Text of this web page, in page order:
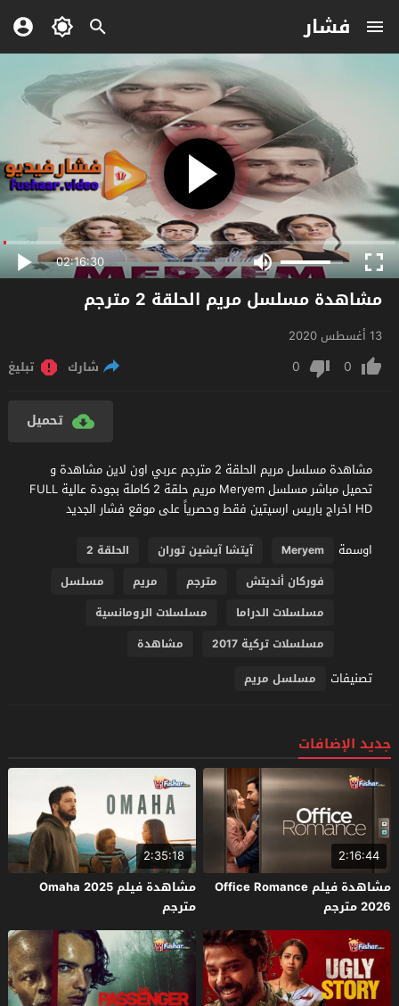
فشار
02:16:30
مشاهدة مسلسل مريم الحلقة 2 مترجم
13 أغسطس 2020
0
0 شارك تبليغ
تحميل
مشاهدة مسلسل مريم الحلقة 2 مترجم عربي اون لاين مشاهدة و
تحميل مباشر مسلسل Meryem مريم حلقة 2 كاملة بجودة عالية FULL
HD اخراج باريس ارسيتين فقط وحصرياً على موقع فشار الجديد
اوسمة
Meryem آيتشا آيشين توران
الحلقة 2
فوركان أنديتش
مترجم مريم
مسلسل
مسلسلات الدراما
مسلسلات الرومانسية
مسلسلات تركية 2017
مشاهدة
تصنيفات مسلسل مريم
جديد الإضافات
2:16:44
مشاهدة فيلم Office Romance
2026 مترجم
2:35:18
مشاهدة فيلم Omaha 2025
مترجم